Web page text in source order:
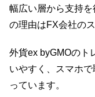
幅広い層から支持
の理由はFX会社の
外貨ex byGMOのト
いやすく、スマホ
っています。